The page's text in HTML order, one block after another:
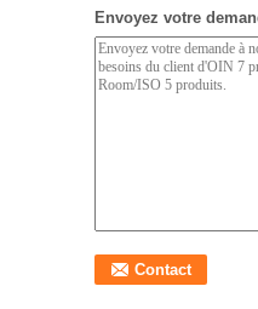
Envoyez votre